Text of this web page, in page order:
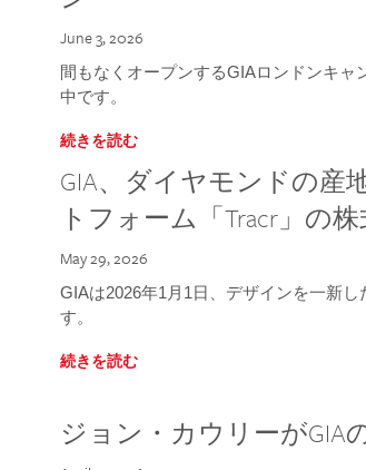
June 3, 2026
間もなくオープンするGIAロンドンキャ
中です。
続きを読む
GIA、ダイヤモンドの産
トフォーム「Tracr」の
May 29, 2026
GIAは2026年1月1日、デザインを一新
す。
続きを読む
ジョン・カウリーがGIA